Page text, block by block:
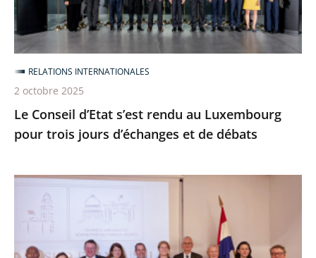
Luxembourg
pour
trois
jours
d’échanges
etLe Conseil d’Etat s’est rendu au Luxembourg
pour trois jours d’échanges et de débats
RELATIONS INTERNATIONALES
2 octobre 2025
Le
Conseil
d’État
aux